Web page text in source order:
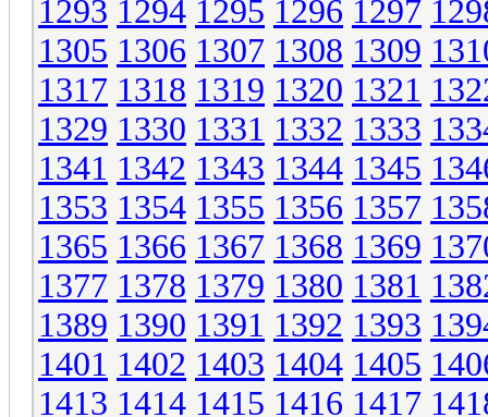
1293 1294 1295 1296 1297
1305 1306 1307 1308 1309
1317 1318 1319 1320 1321
1329 1330 1331 1332 1333
1341 1342 1343 1344 1345
1353 1354 1355 1356 1357
1365 1366 1367 1368 1369
1377 1378 1379 1380 1381
1389 1390 1391 1392 1393
1401 1402 1403 1404 1405
1413 1414 1415 1416 1417